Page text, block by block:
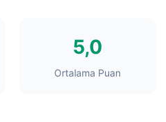
5,0
Ortalama Puan